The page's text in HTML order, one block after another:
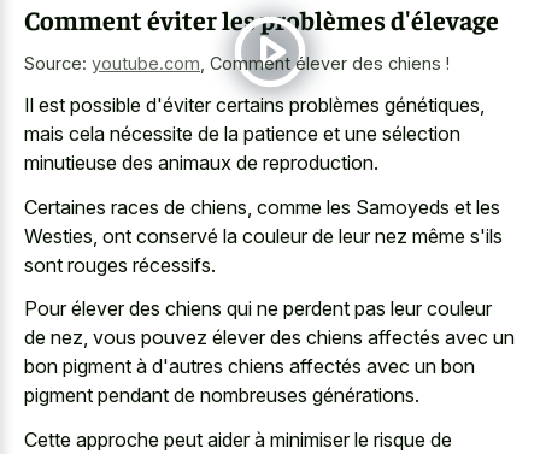
Comment éviter les problèmes d'élevage
Source: youtube.com Comment élever des chiens !
Il est possible d'éviter certains problèmes génétiques,
mais cela nécessite de la patience et une sélection
minutieuse des animaux de reproduction.
Certaines races de chiens, comme les Samoyeds et les
Westies, ont conservé la couleur de leur nez même s'ils
sont rouges récessifs.
Pour élever des chiens qui ne perdent pas leur couleur
de nez, vous pouvez élever des chiens affectés avec un
bon pigment à d'autres chiens affectés avec un bon
pigment pendant de nombreuses générations.
Cette approche peut aider à minimiser le risque de